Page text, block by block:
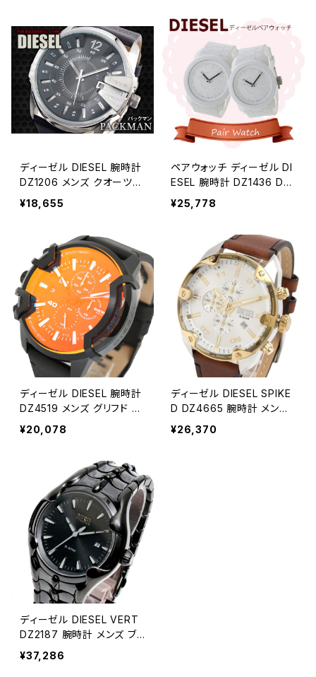
ディーゼル DIESEL 腕時計
DZ1206 メンズ クオーツ
グレー グレー
¥18,655
ペアウォッチ ディーゼル DI
ESEL 腕時計 DZ1436 DZ1
436 クォーツ ホワイト
¥25,778
ディーゼル DIESEL 腕時計
DZ4519 メンズ グリフド G
RIFFED クォーツ ブラック
偏光ガラス ブラック
¥20,078
ディーゼル DIESEL SPIKE
D DZ4665 腕時計 メンズ
シルバー クロノグラフ クオ
ーツ デジタル
¥26,370
ディーゼル DIESEL VERT
DZ2187 腕時計 メンズ ブ
ラック クオーツ アナログ
ウォッチ
¥37,286